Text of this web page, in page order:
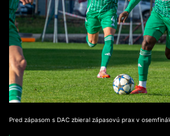
Pred zápasom s DAC zbieral zápasovú prax v